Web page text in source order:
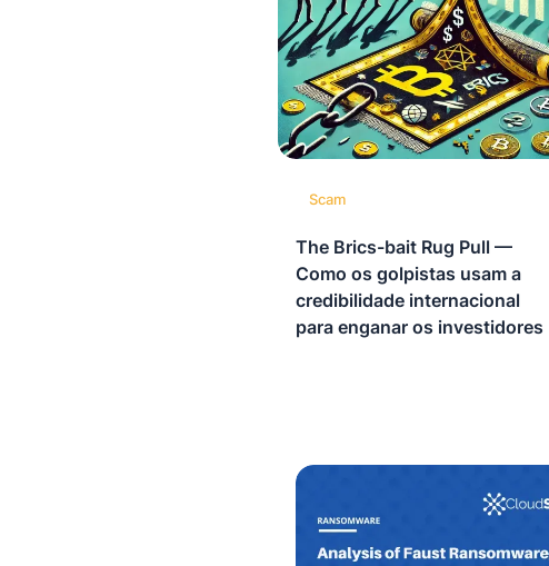
Scam
The Brics-bait Rug Pull —
Como os golpistas usam a
credibilidade internacional
para enganar os investidores